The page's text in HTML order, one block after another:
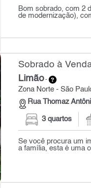
Bom sobrado, com 2
de modernização),
Sobrado à
Limão-
Zona Norte - São
Rua Thomaz
3 quartos
Se você procura um
a família, esta é uma